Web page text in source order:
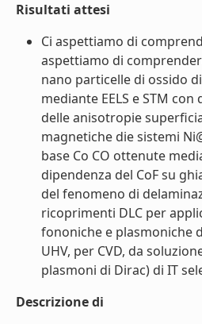
Risultati attesi
Ci aspettiamo di
aspettiamo di
nano particelle di ossido
mediante EELS e STM
delle anisotropie
magnetiche die sistemi
base Co CO ottenute
dipendenza del CoF su
del fenomeno di
ricoprimenti DLC per
fononiche e plasmoniche
UHV, per CVD, da
plasmoni di Dirac) di IT
Descrizione di